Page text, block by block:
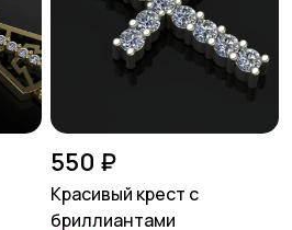
550 ₽
Красивый крест с
бриллиантами